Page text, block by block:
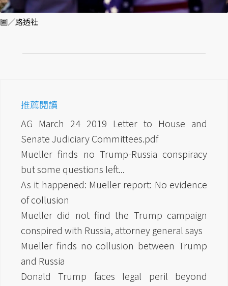
圖／路透社
推薦閱讀
AG March 24 2019 Letter to House and
Senate Judiciary Committees.pdf
Mueller finds no Trump-Russia conspiracy
but some questions left...
As it happened: Mueller report: No evidence
of collusion
Mueller did not find the Trump campaign
conspired with Russia, attorney general says
Mueller finds no collusion between Trump
and Russia
Donald Trump faces legal peril beyond